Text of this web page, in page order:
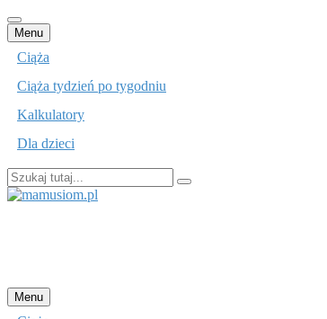
Menu Przejdź
do
Ciąża
Ciąża tydzień po tygodniu
Kalkulatory
Dla dzieci
Szukaj:
Menu Przejdź
do